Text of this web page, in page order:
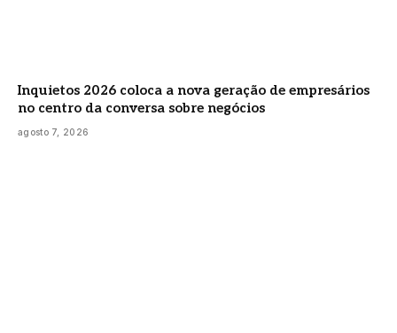
Inquietos 2026 coloca a nova geração de empresários
no centro da conversa sobre negócios
agosto 7, 2026